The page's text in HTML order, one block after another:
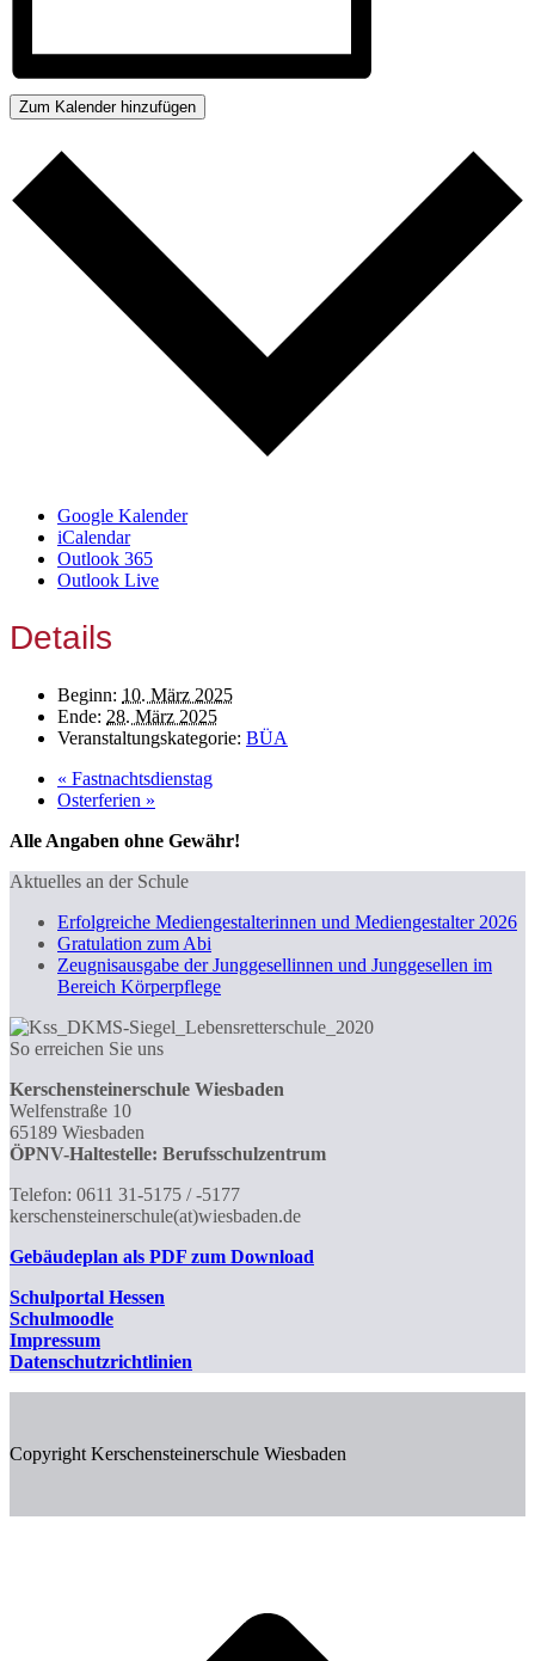
Zum Kalender hinzufügen
Google Kalender
iCalendar
Outlook 365
Outlook Live
Details
Beginn: 10. März 2025
Ende: 28. März 2025
Veranstaltungskategorie: BÜA
« Fastnachtsdienstag
Osterferien »
Alle Angaben ohne Gewähr!
Aktuelles an der Schule
Erfolgreiche Mediengestalterinnen und Mediengestalter 2026
Gratulation zum Abi
Zeugnisausgabe der Junggesellinnen und Junggesellen im
Bereich Körperpflege
So erreichen Sie uns
Kerschensteinerschule Wiesbaden
Welfenstraße 10
65189 Wiesbaden
ÖPNV-Haltestelle: Berufsschulzentrum
Telefon: 0611 31-5175 / -5177
kerschensteinerschule(at)wiesbaden.de
Gebäudeplan als PDF zum Download
Schulportal Hessen
Schulmoodle
Impressum
Datenschutzrichtlinien
Copyright Kerschensteinerschule Wiesbaden